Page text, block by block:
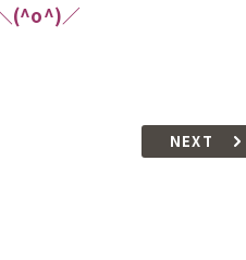
(^o^)／
NEXT